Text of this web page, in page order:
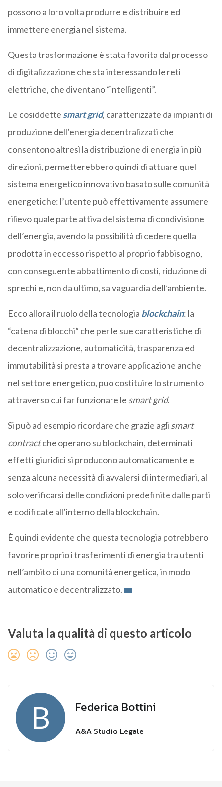
possono a loro volta produrre e distribuire ed
immettere energia nel sistema.
Questa trasformazione è stata favorita dal processo
di digitalizzazione che sta interessando le reti
elettriche, che diventano “intelligenti”.
Le cosiddette smart grid, caratterizzate da impianti di
produzione dell’energia decentralizzati che
consentono altresì la distribuzione di energia in più
direzioni, permetterebbero quindi di attuare quel
sistema energetico innovativo basato sulle comunità
energetiche: l’utente può effettivamente assumere
rilievo quale parte attiva del sistema di condivisione
dell’energia, avendo la possibilità di cedere quella
prodotta in eccesso rispetto al proprio fabbisogno,
con conseguente abbattimento di costi, riduzione di
sprechi e, non da ultimo, salvaguardia dell’ambiente.
Ecco allora il ruolo della tecnologia blockchain: la
“catena di blocchi” che per le sue caratteristiche di
decentralizzazione, automaticità, trasparenza ed
immutabilità si presta a trovare applicazione anche
nel settore energetico, può costituire lo strumento
attraverso cui far funzionare le smart grid.
Si può ad esempio ricordare che grazie agli smart
contractche operano su blockchain, determinati
effetti giuridici si producono automaticamente e
senza alcuna necessità di avvalersi di intermediari, al
solo verificarsi delle condizioni predefinite dalle parti
e codificate all’interno della blockchain.
È quindi evidente che questa tecnologia potrebbero
favorire proprio i trasferimenti di energia tra utenti
nell’ambito di una comunità energetica, in modo
automatico e decentralizzato.
Valuta la qualità di questo articolo
B Federica Bottini
A&A Studio Legale